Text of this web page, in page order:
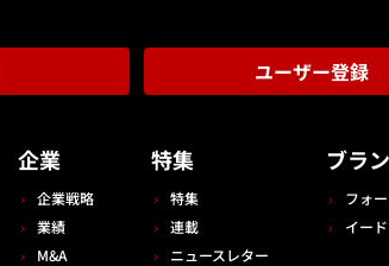
ユーザー登録
企業
企業戦略
業績
M&A
特集
特集
連載
ニュースレター
ブラ
フォ
イード